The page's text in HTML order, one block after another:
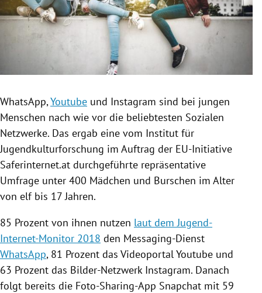
Untermenü
Untermenü
Untermenü
WhatsApp,Youtube und Instagram sind bei jungen
Menschen nach wie vor die beliebtesten Sozialen
Netzwerke. Das ergab eine vom Institut für
Jugendkulturforschung im Auftrag der EU-Initiative
Saferinternet.at durchgeführte repräsentative
Umfrage unter 400 Mädchen und Burschen im Alter
von elf bis 17 Jahren.
85 Prozent von ihnen nutzen laut dem Jugend-
Internet-Monitor 2018 den Messaging-Dienst
WhatsApp, 81 Prozent das VideoportalYoutube und
63 Prozent das Bilder-Netzwerk Instagram. Danach
folgt bereits die Foto-Sharing-App Snapchat mit 59